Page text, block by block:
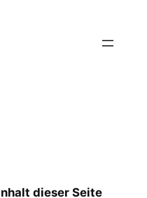
dieser Seite